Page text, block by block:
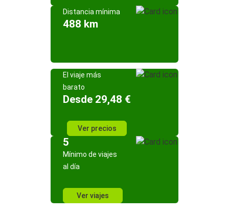
Distancia mínima
488 km
El viaje más
barato
Desde 29,48 €
Ver precios
5
Mínimo de viajes
al día
Ver viajes